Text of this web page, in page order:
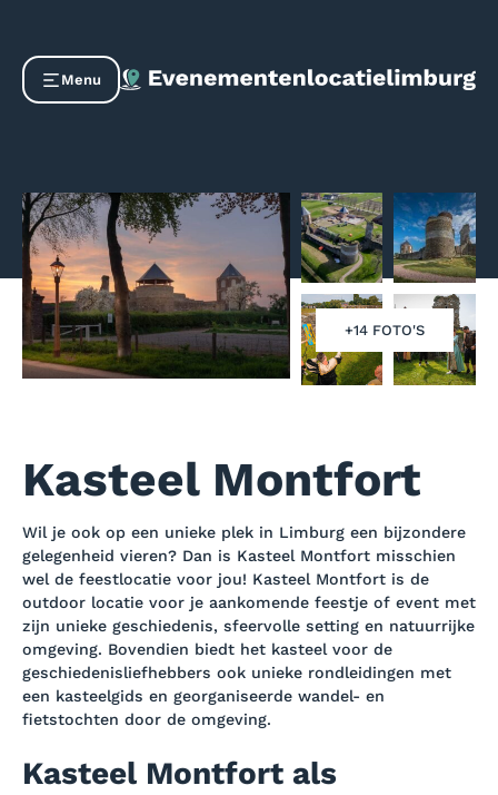
Menu
+14 FOTO'S
Kasteel Montfort
Wil je ook op een unieke plek in Limburg een bijzondere
gelegenheid vieren? Dan is Kasteel Montfort misschien
wel de feestlocatie voor jou! Kasteel Montfort is de
outdoor locatie voor je aankomende feestje of event met
zijn unieke geschiedenis, sfeervolle setting en natuurrijke
omgeving. Bovendien biedt het kasteel voor de
geschiedenisliefhebbers ook unieke rondleidingen met
een kasteelgids en georganiseerde wandel- en
fietstochten door de omgeving.
Kasteel Montfort als